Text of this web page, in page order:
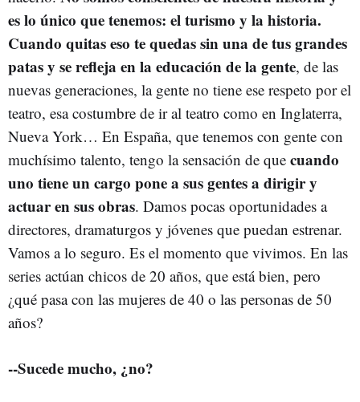
es lo único que tenemos: el turismo y la historia.
Cuando quitas eso te quedas sin una de tus grandes
patas y se refleja en la educación de la gente, de las
nuevas generaciones, la gente no tiene ese respeto por el
teatro, esa costumbre de ir al teatro como en Inglaterra,
Nueva York… En España, que tenemos con gente con
muchísimo talento, tengo la sensación de que cuando
uno tiene un cargo pone a sus gentes a dirigir y
actuar en sus obras. Damos pocas oportunidades a
directores, dramaturgos y jóvenes que puedan estrenar.
Vamos a lo seguro. Es el momento que vivimos. En las
series actúan chicos de 20 años, que está bien, pero
¿qué pasa con las mujeres de 40 o las personas de 50
años?
--Sucede mucho, ¿no?